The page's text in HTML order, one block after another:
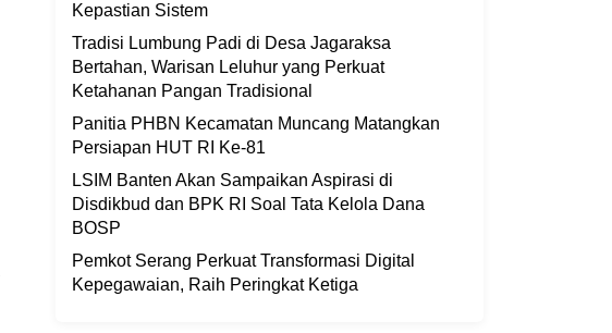
Kepastian Sistem
Tradisi Lumbung Padi di Desa Jagaraksa
Bertahan, Warisan Leluhur yang Perkuat
Ketahanan Pangan Tradisional
Panitia PHBN Kecamatan Muncang Matangkan
Persiapan HUT RI Ke-81
LSIM Banten Akan Sampaikan Aspirasi di
Disdikbud dan BPK RI Soal Tata Kelola Dana
BOSP
Pemkot Serang Perkuat Transformasi Digital
Kepegawaian, Raih Peringkat Ketiga